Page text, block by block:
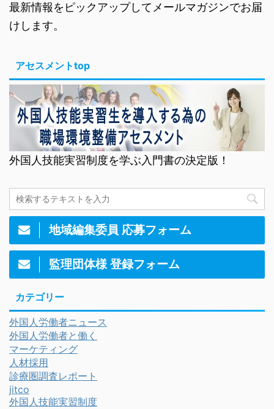
最新情報をピックアップしてメールマガジンでお届
けします。
アセスメントtop
外国人技能実習制度を学ぶ入門書の決定版！
地域編集委員 応募フォーム
監理団体様 登録フォーム
カテゴリー
外国人労働者ニュース
外国人労働者と働く
マーケティング
人材採用
診療圏調査レポート
jitco
外国人技能実習制度